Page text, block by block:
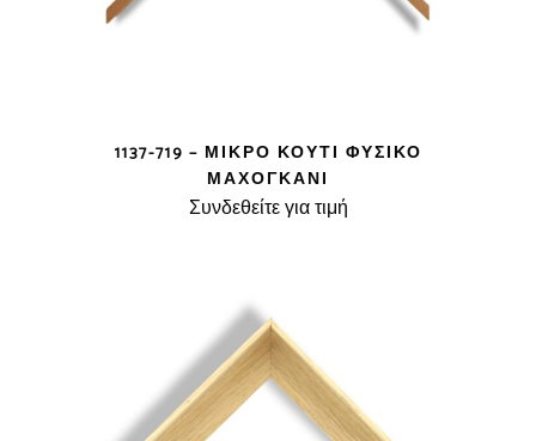
1137-719 – ΜΙΚΡΌ ΚΟΥΤΊ ΦΥΣΙΚΌ
ΜΑΧΌΓΚΑΝΙ
Συνδεθείτε για τιμή